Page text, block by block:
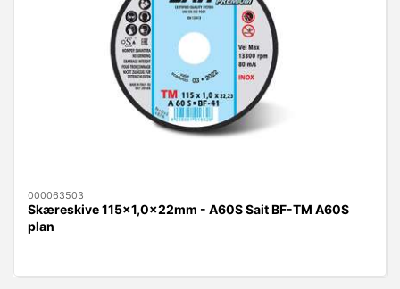
000063503
Skæreskive 115x1,0x22mm - A60S Sait BF-TM A60S
plan